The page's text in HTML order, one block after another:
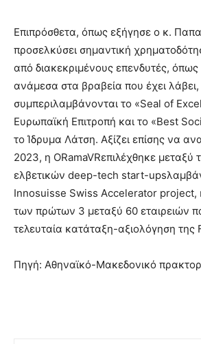
Επιπρόσθετα, όπως εξήγησε ο κ.
προσελκύσει σημαντική
από διακεκριμένους επενδυτές,
ανάμεσα στα βραβεία που έχει λάβει,
συμπεριλαμβάνονται το «Seal of
Ευρωπαϊκή Επιτροπή και το «Best
το Ίδρυμα Λάτση. Αξίζει επίσης να
2023, η ORamaVRεπιλέχθηκε
ελβετικών deep-tech start-
Innosuisse Swiss Accelerator project,
των πρώτων 3 μεταξύ 60 εταιρειών
τελευταία κατάταξη-αξιολόγηση της
Πηγή: Αθηναϊκό-Μακεδονικό